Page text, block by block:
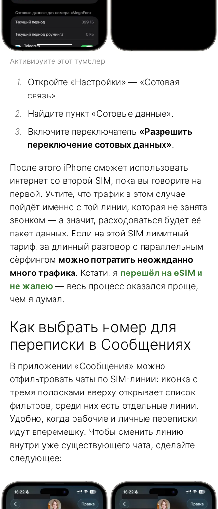
Активируйте этот тумблер
Откройте «Настройки» — «Сотовая
связь».
Найдите пункт «Сотовые данные».
Включите переключатель «Разрешить
переключение сотовых данных».
После этого iPhone сможет использовать
интернет со второй SIM, пока вы говорите на
первой. Учтите, что трафик в этом случае
пойдёт именно с той линии, которая не занята
звонком — а значит, расходоваться будет её
пакет данных. Если на этой SIM лимитный
тариф, за длинный разговор с параллельным
сёрфингом можно потратить неожиданно
много трафика. Кстати, я перешёл на eSIM и
не жалею — весь процесс оказался проще,
чем я думал.
Как выбрать номер для
переписки в Сообщениях
В приложении «Сообщения» можно
отфильтровать чаты по SIM-линии: иконка с
тремя полосками вверху открывает список
фильтров, среди них есть отдельные линии.
Удобно, когда рабочие и личные переписки
идут вперемешку. Чтобы сменить линию
внутри уже существующего чата, сделайте
следующее: